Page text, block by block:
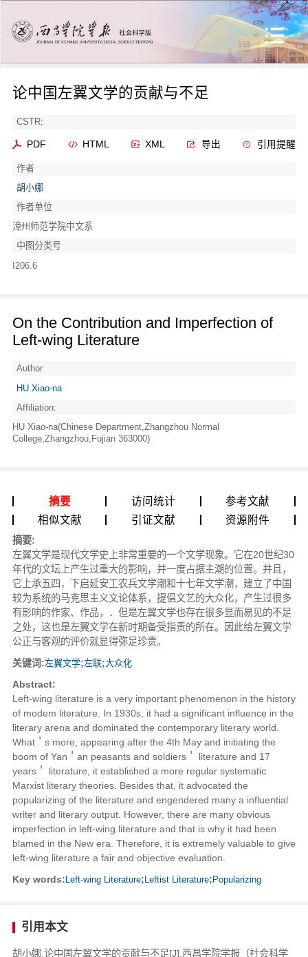
论中国左翼文学的贡献与不足
CSTR:
PDF HTML XML 导出 引用提醒
作者
胡小娜
作者单位
漳州师范学院中文系
中图分类号
I206.6
On the Contribution and Imperfection of
Left-wing Literature
Author
HU Xiao-na
Affiliation:
HU Xiao-na(Chinese Department,Zhangzhou Normal
College,Zhangzhou,Fujian 363000)
摘要 访问统计
参考文献
相似文献
引证文献 资源附件
摘要:
左翼文学是现代文学史上非常重要的一个文学现象。它在20世纪30
年代的文坛上产生过重大的影响，并一度占据主潮的位置。并且，
它上承五四，下启延安工农兵文学潮和十七年文学潮，建立了中国
较为系统的马克思主义文论体系，提倡文艺的大众化，产生过很多
有影响的作家、作品，．但是左翼文学也存在很多显而易见的不足
之处，这也是左翼文学在新时期备受指责的所在。因此给左翼文学
公正与客观的评价就显得弥足珍贵。
关键词:左翼文学;左联;大众化
Abstract:
Left-wing literature is a very important phenomenon in the history
of modem literature. In 1930s, it had a significant influence in the
literary arena and dominated the contemporary literary world.
What＇s more, appearing after the 4th May and initiating the
boom of Yan＇an peasants and soldiers＇ literature and 17
years＇ literature, it established a more regular systematic
Marxist literary theories. Besides that, it advocated the
popularizing of the literature and engendered many a influential
writer and literary output. However, there are many obvious
imperfection in left-wing literature and that is why it had been
blamed in the New era. Therefore, it is extremely valuable to give
left-wing literature a fair and objective evaluation.
Key words:Left-wing Literature;Leftist Literature;Popularizing
引用本文
胡小娜.论中国左翼文学的贡献与不足[J].西昌学院学报（社会科学